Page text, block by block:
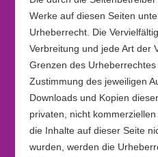
Werke auf diesen Seiten
Urheberrecht. Die
Verbreitung und jede Art der
Grenzen des
Zustimmung des jeweiligen
Downloads und Kopien
privaten, nicht
die Inhalte auf dieser Seite
wurden, werden die